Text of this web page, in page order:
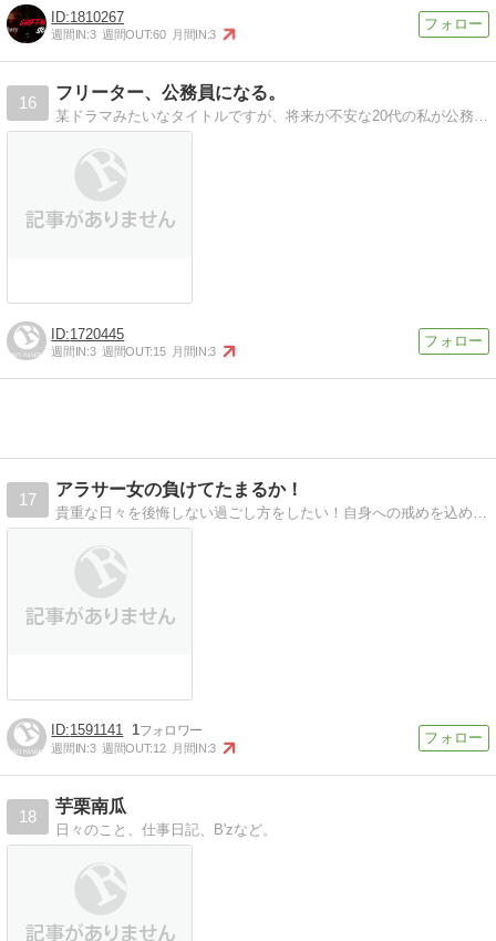
1810267
週間IN:3 週間OUT:60 月間IN:3
16
フリーター、公務員になる。
某ドラマみたいなタイトルですが、将来が不安な20代の私が公務員目指して勉強するetc...載せていきます。
1720445
週間IN:3 週間OUT:15 月間IN:3
17
アラサー女の負けてたまるか！
貴重な日々を後悔しない過ごし方をしたい！自身への戒めを込めて日常を綴るブログ。コスメ・ネイル・芸能etc
1591141 1
週間IN:3 週間OUT:12 月間IN:3
18
芋栗南瓜
日々のこと、仕事日記、B'zなど。